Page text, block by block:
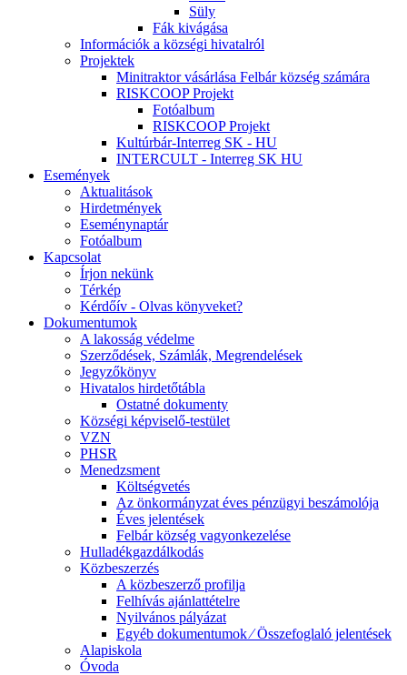
Süly
Fák kivágása
Információk a községi hivatalról
Projektek
Minitraktor vásárlása Felbár község számára
RISKCOOP Projekt
Fotóalbum
RISKCOOP Projekt
Kultúrbár-Interreg SK - HU
INTERCULT - Interreg SK HU
Események
Aktualitások
Hirdetmények
Eseménynaptár
Fotóalbum
Kapcsolat
Írjon nekünk
Térkép
Kérdőív - Olvas könyveket?
Dokumentumok
A lakosság védelme
Szerződések, Számlák, Megrendelések
Jegyzőkönyv
Hivatalos hirdetőtábla
Ostatné dokumenty
Községi képviselő-testület
VZN
PHSR
Menedzsment
Költségvetés
Az önkormányzat éves pénzügyi beszámolója
Éves jelentések
Felbár község vagyonkezelése
Hulladékgazdálkodás
Közbeszerzés
A közbeszerző profilja
Felhívás ajánlattételre
Nyilvános pályázat
Egyéb dokumentumok ⁄ Összefoglaló jelentések
Alapiskola
Óvoda